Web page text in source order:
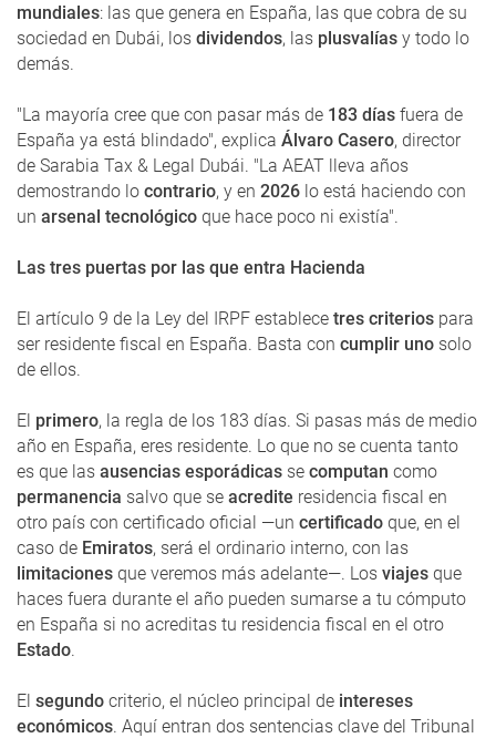
mundiales: las que genera en España, las que cobra de su
sociedad en Dubái, los dividendos, las plusvalías y todo lo
demás.
"La mayoría cree que con pasar más de 183 días fuera de
España ya está blindado", explica Álvaro Casero, director
de Sarabia Tax & Legal Dubái. "La AEAT lleva años
demostrando lo contrario, y en 2026 lo está haciendo con
un arsenal tecnológico que hace poco ni existía".
Las tres puertas por las que entra Hacienda
El artículo 9 de la Ley del IRPF establece tres criterios para
ser residente fiscal en España. Basta con cumplir uno solo
de ellos.
El primero, la regla de los 183 días. Si pasas más de medio
año en España, eres residente. Lo que no se cuenta tanto
es que las ausencias esporádicas se computan como
permanencia salvo que se acredite residencia fiscal en
otro país con certificado oficial —un certificado que, en el
caso de Emiratos, será el ordinario interno, con las
limitaciones que veremos más adelante—. Los viajes que
haces fuera durante el año pueden sumarse a tu cómputo
en España si no acreditas tu residencia fiscal en el otro
Estado.
El segundo criterio, el núcleo principal de intereses
económicos. Aquí entran dos sentencias clave del Tribunal